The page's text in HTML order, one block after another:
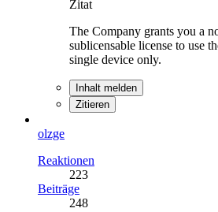
Zitat
The Company grants you a
sublicensable license to use
single device only.
Inhalt melden
Zitieren
olzge
Reaktionen
223
Beiträge
248